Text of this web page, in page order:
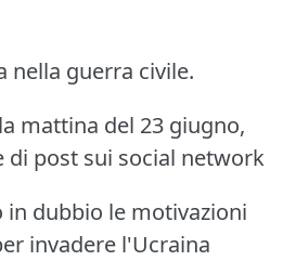
nella guerra civile.
mattina del 23 giugno,
di post sui social network
in dubbio le motivazioni
invadere l'Ucraina